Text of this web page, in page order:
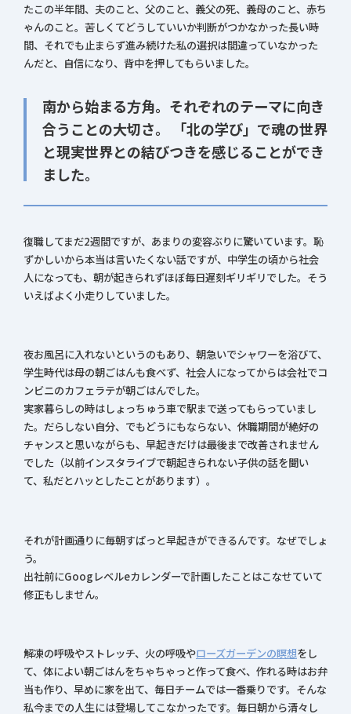
たこの半年間、夫のこと、父のこと、義父の死、義母のこと、赤ち
ゃんのこと。苦しくてどうしていいか判断がつかなかった長い時
間、それでも止まらず進み続けた私の選択は間違っていなかった
んだと、自信になり、背中を押してもらいました。
南から始まる方角。それぞれのテーマに向き
合うことの大切さ。 「北の学び」で魂の世界
と現実世界との結びつきを感じることができ
ました。
復職してまだ2週間ですが、あまりの変容ぶりに驚いています。恥
ずかしいから本当は言いたくない話ですが、中学生の頃から社会
人になっても、朝が起きられずほぼ毎日遅刻ギリギリでした。そう
いえばよく小走りしていました。
夜お風呂に入れないというのもあり、朝急いでシャワーを浴びて、
学生時代は母の朝ごはんも食べず、社会人になってからは会社でコ
ンビニのカフェラテが朝ごはんでした。
実家暮らしの時はしょっちゅう車で駅まで送ってもらっていまし
た。だらしない自分、でもどうにもならない、休職期間が絶好の
チャンスと思いながらも、早起きだけは最後まで改善されません
でした（以前インスタライブで朝起きられない子供の話を聞い
て、私だとハッとしたことがあります）。
それが計画通りに毎朝すぱっと早起きができるんです。なぜでしょ
う。
出社前にGoogレベルeカレンダーで計画したことはこなせていて
修正もしません。
解凍の呼吸やストレッチ、火の呼吸やローズガーデンの瞑想をし
て、体によい朝ごはんをちゃちゃっと作って食べ、作れる時はお弁
当も作り、早めに家を出て、毎日チームでは一番乗りです。そんな
私今までの人生には登場してこなかったです。毎日朝から清々し